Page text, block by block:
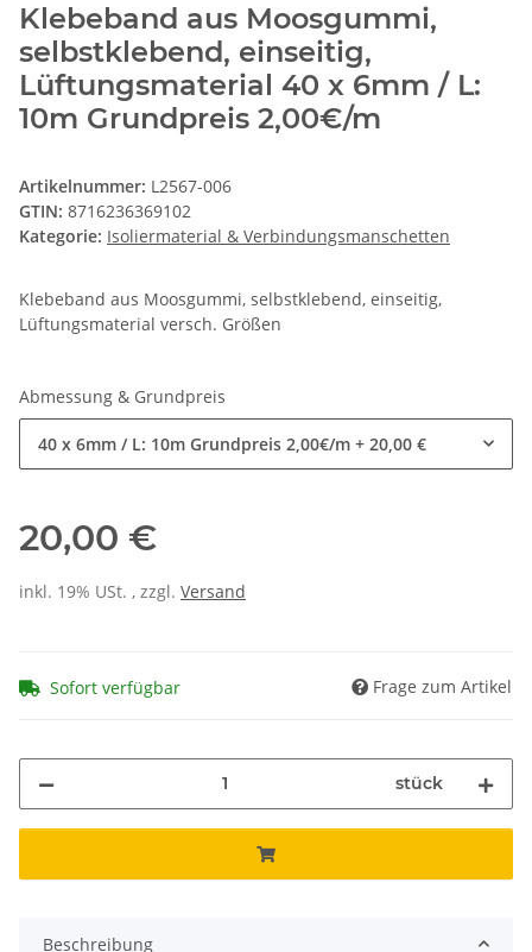
Klebeband aus Moosgummi,
selbstklebend, einseitig,
Lüftungsmaterial 40 x 6mm / L:
10m Grundpreis 2,00€/m
Artikelnummer: L2567-006
GTIN: 8716236369102
Kategorie: Isoliermaterial & Verbindungsmanschetten
Klebeband aus Moosgummi, selbstklebend, einseitig,
Lüftungsmaterial versch. Größen
Abmessung & Grundpreis
40 x 6mm / L: 10m Grundpreis 2,00€/m + 20,00 €
20,00 €
inkl. 19% USt. , zzgl. Versand
Sofort verfügbar Frage zum Artikel
stück
Beschreibung